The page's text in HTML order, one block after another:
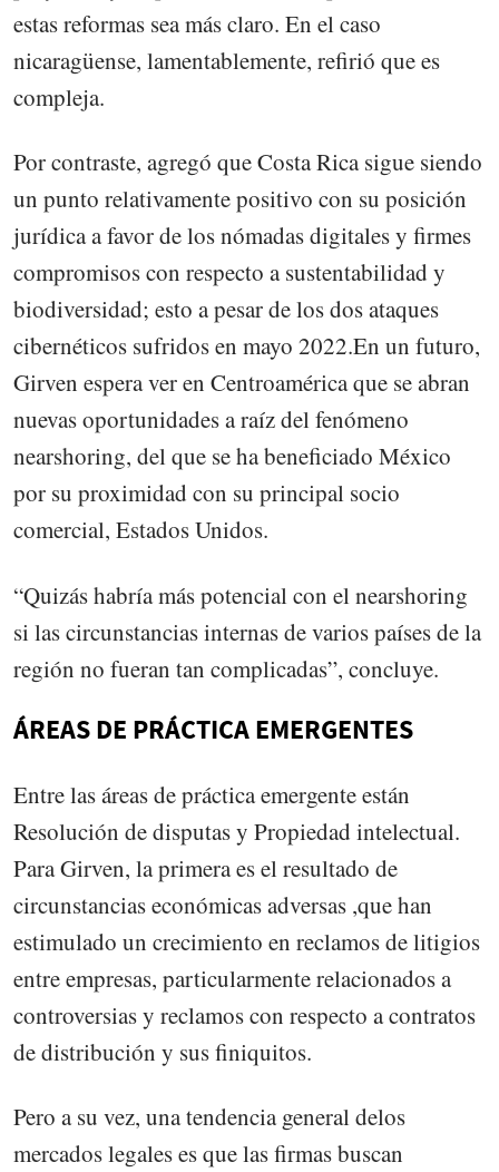
estas reformas sea más claro. En el caso
nicaragüense, lamentablemente, refirió que es
compleja.
Por contraste, agregó que Costa Rica sigue siendo
un punto relativamente positivo con su posición
jurídica a favor de los nómadas digitales y firmes
compromisos con respecto a sustentabilidad y
biodiversidad; esto a pesar de los dos ataques
cibernéticos sufridos en mayo 2022.En un futuro,
Girven espera ver en Centroamérica que se abran
nuevas oportunidades a raíz del fenómeno
nearshoring, del que se ha beneficiado México
por su proximidad con su principal socio
comercial, Estados Unidos.
“Quizás habría más potencial con el nearshoring
si las circunstancias internas de varios países de la
región no fueran tan complicadas”, concluye.
ÁREAS DE PRÁCTICA EMERGENTES
Entre las áreas de práctica emergente están
Resolución de disputas y Propiedad intelectual.
Para Girven, la primera es el resultado de
circunstancias económicas adversas ,que han
estimulado un crecimiento en reclamos de litigios
entre empresas, particularmente relacionados a
controversias y reclamos con respecto a contratos
de distribución y sus finiquitos.
Pero a su vez, una tendencia general delos
mercados legales es que las firmas buscan